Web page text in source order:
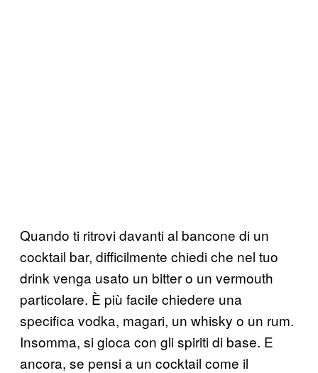
Quando ti ritrovi davanti al bancone di un
cocktail bar, difficilmente chiedi che nel tuo
drink venga usato un bitter o un vermouth
particolare. È più facile chiedere una
specifica vodka, magari, un whisky o un rum.
Insomma, si gioca con gli spiriti di base. E
ancora, se pensi a un cocktail come il